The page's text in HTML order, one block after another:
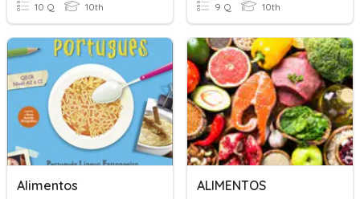
10 Q 10th 9 Q 10th
Alimentos ALIMENTOS